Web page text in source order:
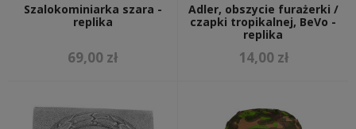
Szalokominiarka szara -
replika
69,00 zł
Adler, obszycie furażerki /
czapki tropikalnej, BeVo -
replika
14,00 zł